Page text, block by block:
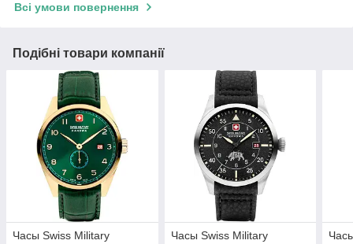
Всі умови повернення
Подібні товари компанії
Часы Swiss Military
Часы Swiss Military